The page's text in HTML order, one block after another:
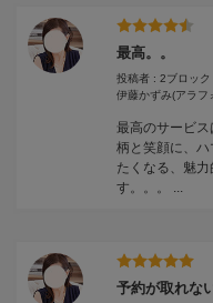
最高。。
投稿者 : 2ブロック
伊藤かずみ(アラフ
最高のサービ
柄と笑顔に、ハ
たくなる、魅
す。。。 ...
予約が取れな